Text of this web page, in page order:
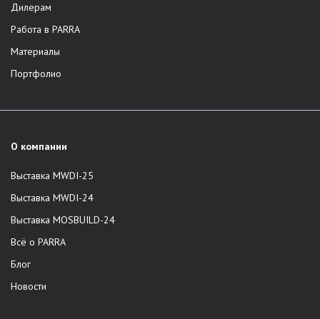
Дилерам
Работа в PARRA
Материалы
Портфолио
О компании
Выставка MWDI-25
Выставка MWDI-24
Выставка MOSBUILD-24
Всё о PARRA
Блог
Новости